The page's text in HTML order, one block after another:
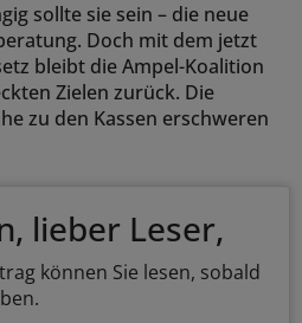
sollte sie sein – die neue
Doch mit dem jetzt
bleibt die Ampel-Koalition
Zielen zurück. Die
zu den Kassen erschweren
lieber Leser,
können Sie lesen, sobald